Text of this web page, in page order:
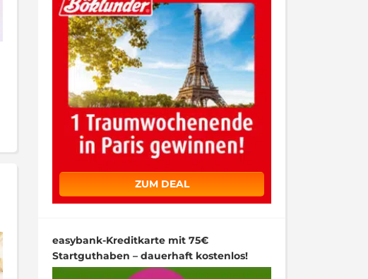
ZUM DEAL
easybank-Kreditkarte mit 75€
Startguthaben – dauerhaft kostenlos!